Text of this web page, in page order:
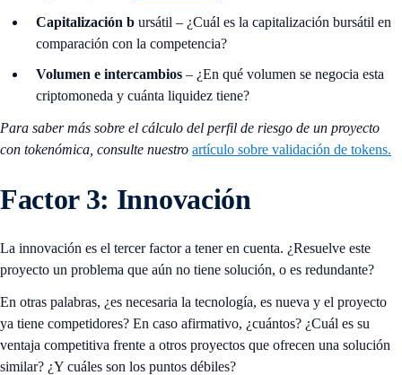
Capitalización b ursátil – ¿Cuál es la capitalización bursátil en
comparación con la competencia?
Volumen e intercambios – ¿En qué volumen se negocia esta
criptomoneda y cuánta liquidez tiene?
Para saber más sobre el cálculo del perfil de riesgo de un proyecto
con tokenómica, consulte nuestro artículo sobre validación de tokens.
Factor 3: Innovación
La innovación es el tercer factor a tener en cuenta. ¿Resuelve este
proyecto un problema que aún no tiene solución, o es redundante?
En otras palabras, ¿es necesaria la tecnología, es nueva y el proyecto
ya tiene competidores? En caso afirmativo, ¿cuántos? ¿Cuál es su
ventaja competitiva frente a otros proyectos que ofrecen una solución
similar? ¿Y cuáles son los puntos débiles?